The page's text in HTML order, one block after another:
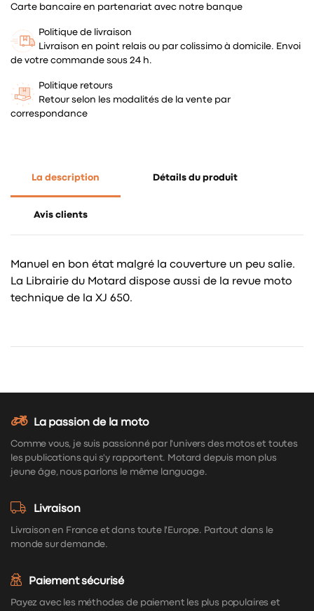
Carte bancaire en partenariat avec notre banque
Politique de livraison
Livraison en point relais ou par colissimo à domicile. Envoi
de votre commande sous 24 h.
Politique retours
Retour selon les modalités de la vente par
correspondance
La description Détails du produit
Avis clients
Manuel en bon état malgré la couverture un peu salie.
La Librairie du Motard dispose aussi de la revue moto
technique de la XJ 650.
La passion de la moto
Comme vous, je suis passionné par l'univers des motos et toutes
les publications qui s'y rapportent. Motard depuis mon plus
jeune âge, nous parlons le même language.
Livraison
Livraison en France et dans toute l'Europe. Partout dans le
monde sur demande.
Paiement sécurisé
Payez avec les méthodes de paiement les plus populaires et